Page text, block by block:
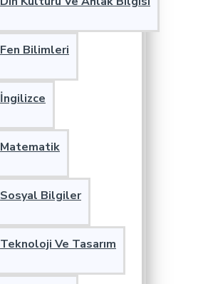
Fen Bilimleri
İngilizce
Matematik
Sosyal Bilgiler
Teknoloji Ve Tasarım